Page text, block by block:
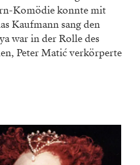
Komödie konnte mit
Kaufmann sang den
war in der Rolle des
Peter Matić verkörperte